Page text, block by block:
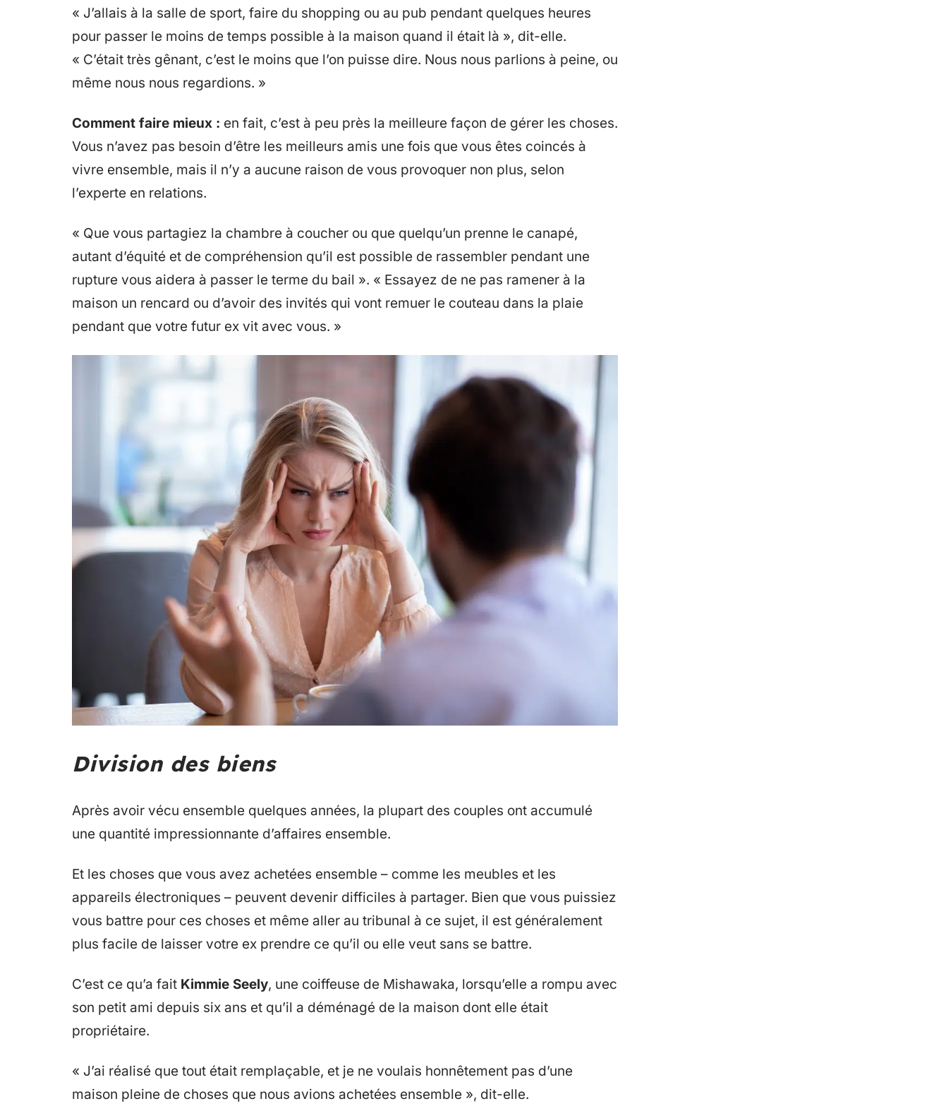
« J’allais à la salle de sport, faire du shopping ou au pub pendant quelques heures
pour passer le moins de temps possible à la maison quand il était là », dit-elle.
« C’était très gênant, c’est le moins que l’on puisse dire. Nous nous parlions à peine, ou
même nous nous regardions. »
Comment faire mieux : en fait, c’est à peu près la meilleure façon de gérer les choses.
Vous n’avez pas besoin d’être les meilleurs amis une fois que vous êtes coincés à
vivre ensemble, mais il n’y a aucune raison de vous provoquer non plus, selon
l’experte en relations.
« Que vous partagiez la chambre à coucher ou que quelqu’un prenne le canapé,
autant d’équité et de compréhension qu’il est possible de rassembler pendant une
rupture vous aidera à passer le terme du bail ». « Essayez de ne pas ramener à la
maison un rencard ou d’avoir des invités qui vont remuer le couteau dans la plaie
pendant que votre futur ex vit avec vous. »
Division des biens
Après avoir vécu ensemble quelques années, la plupart des couples ont accumulé
une quantité impressionnante d’affaires ensemble.
Et les choses que vous avez achetées ensemble – comme les meubles et les
appareils électroniques – peuvent devenir difficiles à partager. Bien que vous puissiez
vous battre pour ces choses et même aller au tribunal à ce sujet, il est généralement
plus facile de laisser votre ex prendre ce qu’il ou elle veut sans se battre.
C’est ce qu’a fait Kimmie Seely, une coiffeuse de Mishawaka, lorsqu’elle a rompu avec
son petit ami depuis six ans et qu’il a déménagé de la maison dont elle était
propriétaire.
« J’ai réalisé que tout était remplaçable, et je ne voulais honnêtement pas d’une
maison pleine de choses que nous avions achetées ensemble », dit-elle.